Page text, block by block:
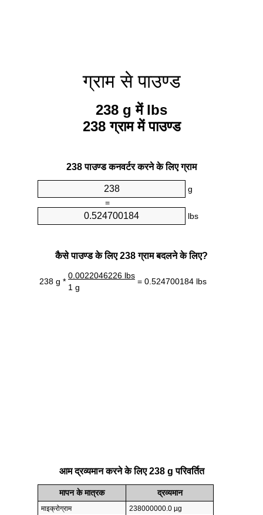
ग्राम से पाउण्ड
238 g में lbs
238 ग्राम में पाउण्ड
238 पाउण्ड कनवर्टर करने के लिए ग्राम
g
=
lbs
कैसे पाउण्ड के लिए 238 ग्राम बदलने के लिए?
238 g *
0.0022046226 lbs
= 0.524700184 lbs
1 g
आम द्रव्यमान करने के लिए 238 g परिवर्तित
मापन के मात्रक द्रव्यमान
माइक्रोग्राम
238000000.0 µg